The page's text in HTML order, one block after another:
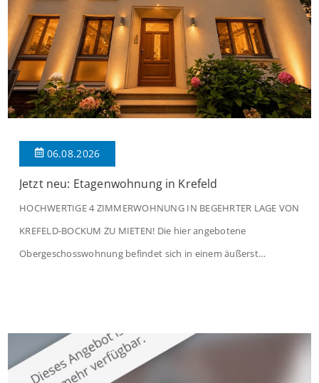
06.08.2026
Jetzt neu: Etagenwohnung in Krefeld
HOCHWERTIGE 4 ZIMMERWOHNUNG IN BEGEHRTER LAGE VON
KREFELD-BOCKUM ZU MIETEN! Die hier angebotene
Obergeschosswohnung befindet sich in einem äußerst
großzügige Räume und eine hochwertige Ausstattung, die
modernen Wohnkomfort mit einem stilvollen Ambiente